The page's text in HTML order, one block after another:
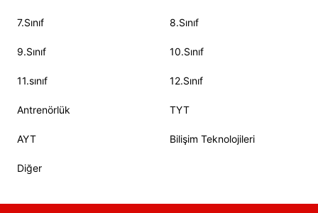
7.Sınıf 8.Sınıf
9.Sınıf 10.Sınıf
11.sınıf 12.Sınıf
Antrenörlük TYT
AYT Bilişim Teknolojileri
Diğer